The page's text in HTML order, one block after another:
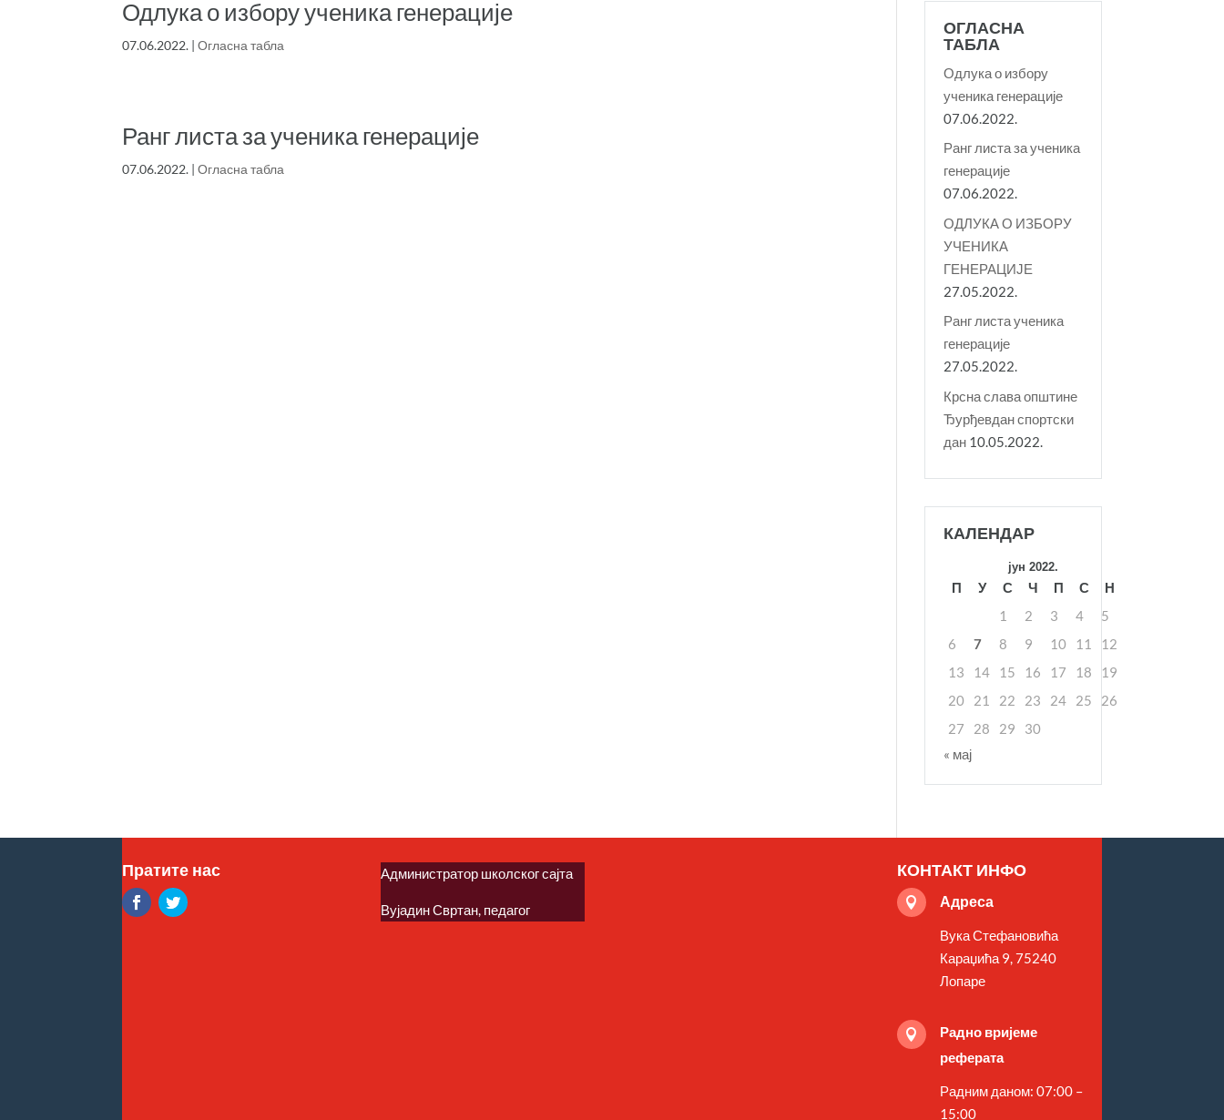
Одлука о избору ученика генерације
07.06.2022. |Огласна табла
Ранг листа за ученика генерације
07.06.2022. |Огласна табла
ОГЛАСНА
ТАБЛА
Одлука о избору
ученика генерације
07.06.2022.
Ранг листа за ученика
генерације
07.06.2022.
ОДЛУКА О ИЗБОРУ
УЧЕНИКА
ГЕНЕРАЦИЈЕ
27.05.2022.
Ранг листа ученика
генерације
27.05.2022.
Крсна слава општине
Ђурђевдан спортски
дан 10.05.2022.
КАЛЕНДАР
јун 2022.
П У С Ч П С
Н
1
2 3 4
5
6
7 8 9 10 11
12
13
14 15 16 17 18
19
20
21 22 23 24 25
26
27
28 29
30
« мај
Пратите нас Администратор школског сајта
Вујадин Свртан, педагог
КОНТАКТ ИНФО
 Адреса
Вука Стефановића
Караџића 9, 75240
Лопаре

Радно вријеме
реферата
Радним даном: 07:00 –
15:00